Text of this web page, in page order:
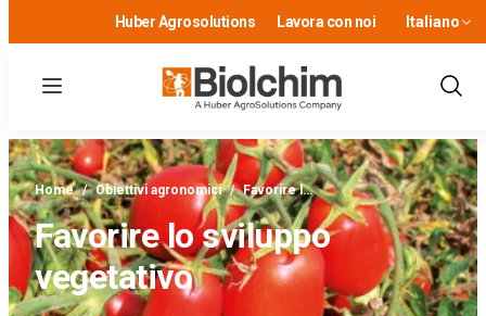
Huber Agrosolutions Lavora con noi Italiano
Menu
Show
Home / Obiettivi agronomici / Favorire l…
Favorire lo sviluppo
vegetativo